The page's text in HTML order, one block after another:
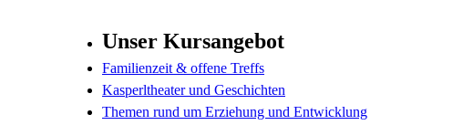
Unser Kursangebot
Familienzeit & offene Treffs
Kasperltheater und Geschichten
Themen rund um Erziehung und Entwicklung